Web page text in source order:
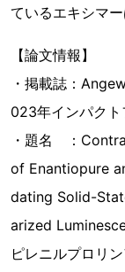
ているエキシマ
【論文情報】
・掲載誌：
023年インパクト
・題名 ：
of Enantiopure
dating Solid-
arized
ピレニルプロリ